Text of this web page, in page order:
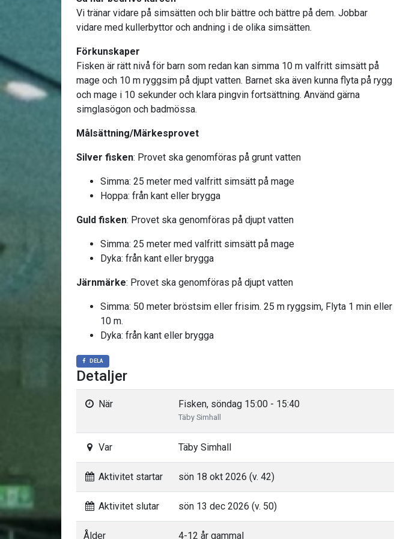
Vi tränar vidare på simsätten och blir bättre och bättre på dem. Jobbar
vidare med kullerbyttor och andning i de olika simsätten.
Förkunskaper
Fisken är rätt nivå för barn som redan kan simma 10 m valfritt simsätt på
mage och 10 m ryggsim på djupt vatten. Barnet ska även kunna flyta på rygg
och mage i 10 sekunder och klara pingvin fortsättning. Använd gärna
simglasögon och badmössa.
Målsättning/Märkesprovet
Silver fisken: Provet ska genomföras på grunt vatten
Simma: 25 meter med valfritt simsätt på mage
Hoppa: från kant eller brygga
Guld fisken: Provet ska genomföras på djupt vatten
Simma: 25 meter med valfritt simsätt på mage
Dyka: från kant eller brygga
Järnmärke: Provet ska genomföras på djupt vatten
Simma: 50 meter bröstsim eller frisim. 25 m ryggsim, Flyta 1 min eller
10 m.
Dyka: från kant eller brygga
DELA
Detaljer
När Fisken, söndag 15:00 - 15:40
Täby Simhall
Var Täby Simhall
Aktivitet startar sön 18 okt 2026 (v. 42)
Aktivitet slutar sön 13 dec 2026 (v. 50)
Ålder 4-12 år gammal